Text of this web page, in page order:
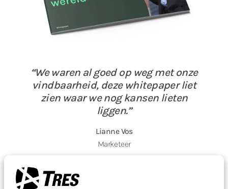
We waren al goed op weg met onze
vindbaarheid, deze whitepaper liet
zien waar we nog kansen lieten
liggen.
Lianne Vos
Marketeer